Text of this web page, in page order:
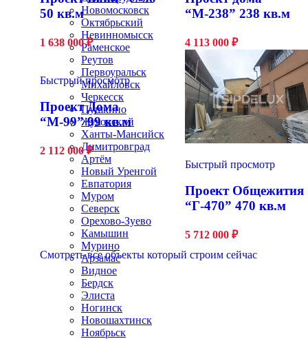
Новомосковск
Октябрьский
Невинномысск
Раменское
Реутов
Первоуральск
Михайловск
Черкесск
Пушкино
Жуковский
Ханты-Мансийск
Димитровград
Артём
Новый Уренгой
Евпатория
Муром
Северск
Орехово-Зуево
Камышин
Мурино
Арзамас
Видное
Бердск
Элиста
Ногинск
Новошахтинск
Ноябрьск
50 кв.м
1 638 000₽
“М-238” 238 кв.м
4 113 000 ₽
Быстрый просмотр
Проект Дома
“М-99” 99 кв.м
2 112 000₽
Быстрый просмотр
Проект Общежития
“Г-470” 470 кв.м
5 712 000 ₽
Смотреть все объекты который строим сейчас